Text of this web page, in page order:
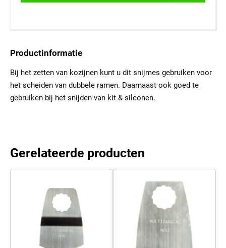
Productinformatie
Bij het zetten van kozijnen kunt u dit snijmes gebruiken voor
het scheiden van dubbele ramen. Daarnaast ook goed te
gebruiken bij het snijden van kit & silconen.
Gerelateerde producten